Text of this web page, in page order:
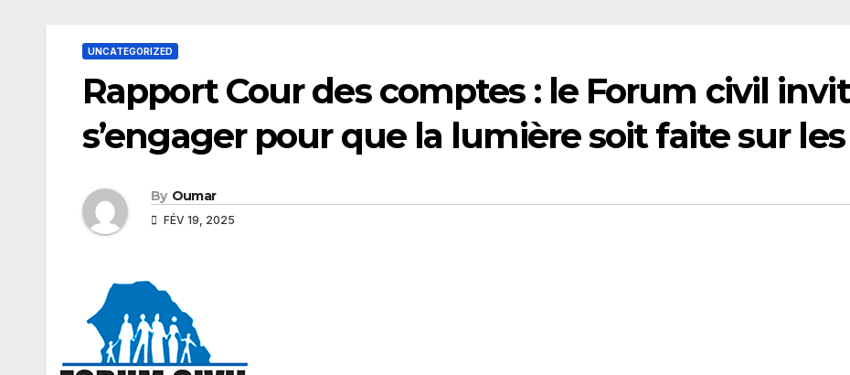
UNCATEGORIZED
Rapport Cour des comptes : le Forum civil
s’engager pour que la lumière soit faite sur
By Oumar
FÉV 19, 2025